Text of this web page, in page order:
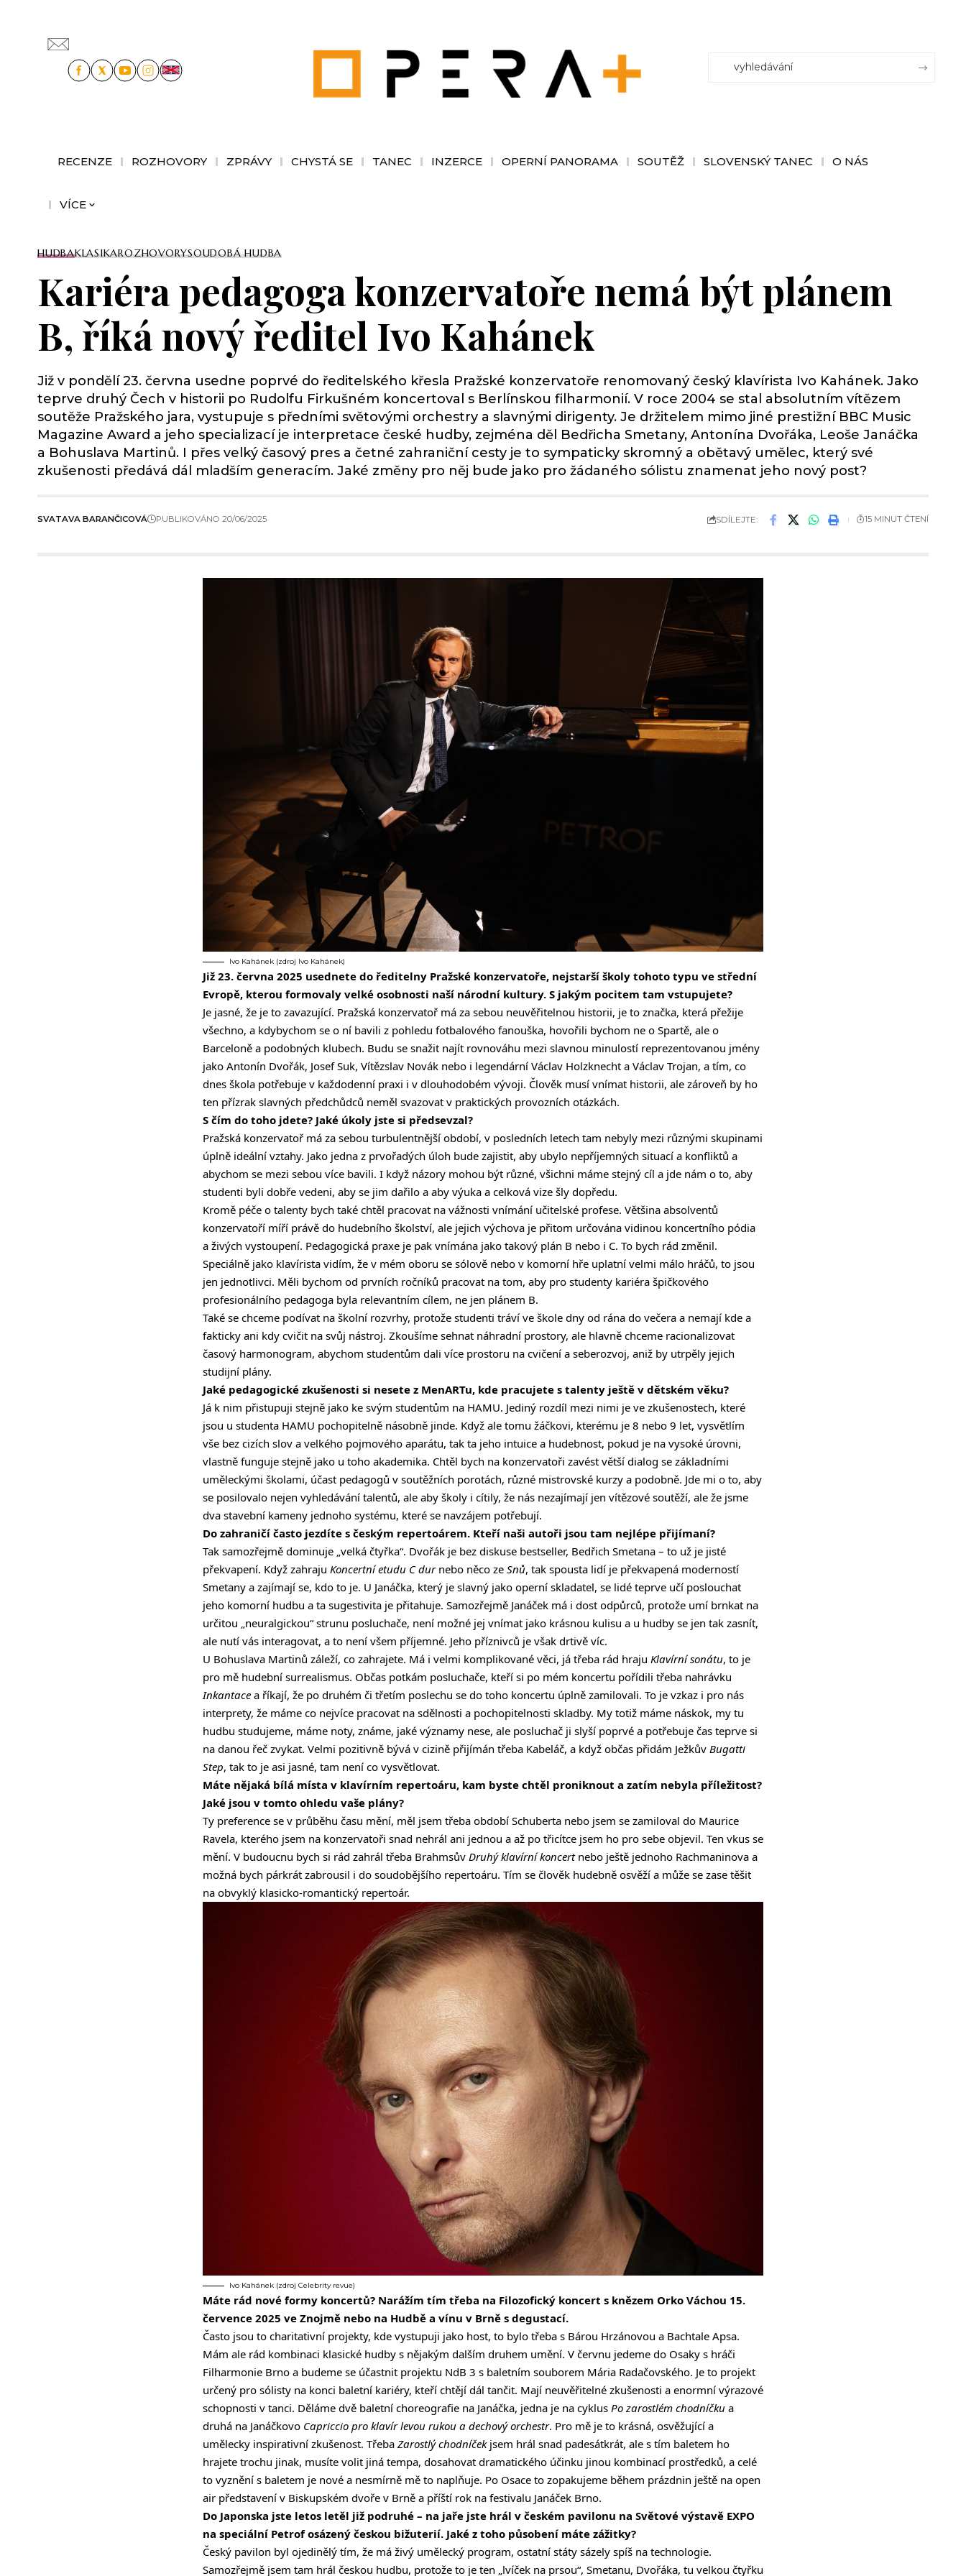
RECENZE ROZHOVORY ZPRÁVY CHYSTÁ SE TANEC INZERCE OPERNÍ PANORAMA SOUTĚŽ SLOVENSKÝ TANEC O NÁS
VÍCE
HUDBAKLASIKAROZHOVORYSOUDOBÁ HUDBA
Kariéra pedagoga konzervatoře nemá být plánem
B, říká nový ředitel Ivo Kahánek
Již v pondělí 23. června usedne poprvé do ředitelského křesla Pražské konzervatoře renomovaný český klavírista Ivo Kahánek. Jako
teprve druhý Čech v historii po Rudolfu Firkušném koncertoval s Berlínskou filharmonií. V roce 2004 se stal absolutním vítězem
soutěže Pražského jara, vystupuje s předními světovými orchestry a slavnými dirigenty. Je držitelem mimo jiné prestižní BBC Music
Magazine Award a jeho specializací je interpretace české hudby, zejména děl Bedřicha Smetany, Antonína Dvořáka, Leoše Janáčka
a Bohuslava Martinů. I přes velký časový pres a četné zahraniční cesty je to sympaticky skromný a obětavý umělec, který své
zkušenosti předává dál mladším generacím. Jaké změny pro něj bude jako pro žádaného sólistu znamenat jeho nový post?
SVATAVA BARANČICOVÁ PUBLIKOVÁNO 20/06/2025 SDÍLEJTE: 15 MINUT ČTENÍ
Ivo Kahánek (zdroj Ivo Kahánek)
Již 23. června 2025 usednete do ředitelny Pražské konzervatoře, nejstarší školy tohoto typu ve střední
Evropě, kterou formovaly velké osobnosti naší národní kultury. S jakým pocitem tam vstupujete?
Je jasné, že je to zavazující. Pražská konzervatoř má za sebou neuvěřitelnou historii, je to značka, která přežije
všechno, a kdybychom se o ní bavili z pohledu fotbalového fanouška, hovořili bychom ne o Spartě, ale o
Barceloně a podobných klubech. Budu se snažit najít rovnováhu mezi slavnou minulostí reprezentovanou jmény
jako Antonín Dvořák, Josef Suk, Vítězslav Novák nebo i legendární Václav Holzknecht a Václav Trojan, a tím, co
dnes škola potřebuje v každodenní praxi i v dlouhodobém vývoji. Člověk musí vnímat historii, ale zároveň by ho
ten přízrak slavných předchůdců neměl svazovat v praktických provozních otázkách.
S čím do toho jdete? Jaké úkoly jste si předsevzal?
Pražská konzervatoř má za sebou turbulentnější období, v posledních letech tam nebyly mezi různými skupinami
úplně ideální vztahy. Jako jedna z prvořadých úloh bude zajistit, aby ubylo nepříjemných situací a konfliktů a
abychom se mezi sebou více bavili. I když názory mohou být různé, všichni máme stejný cíl a jde nám o to, aby
studenti byli dobře vedeni, aby se jim dařilo a aby výuka a celková vize šly dopředu.
Kromě péče o talenty bych také chtěl pracovat na vážnosti vnímání učitelské profese. Většina absolventů
konzervatoří míří právě do hudebního školství, ale jejich výchova je přitom určována vidinou koncertního pódia
a živých vystoupení. Pedagogická praxe je pak vnímána jako takový plán B nebo i C. To bych rád změnil.
Speciálně jako klavírista vidím, že v mém oboru se sólově nebo v komorní hře uplatní velmi málo hráčů, to jsou
jen jednotlivci. Měli bychom od prvních ročníků pracovat na tom, aby pro studenty kariéra špičkového
profesionálního pedagoga byla relevantním cílem, ne jen plánem B.
Také se chceme podívat na školní rozvrhy, protože studenti tráví ve škole dny od rána do večera a nemají kde a
fakticky ani kdy cvičit na svůj nástroj. Zkoušíme sehnat náhradní prostory, ale hlavně chceme racionalizovat
časový harmonogram, abychom studentům dali více prostoru na cvičení a seberozvoj, aniž by utrpěly jejich
studijní plány.
Jaké pedagogické zkušenosti si nesete z MenARTu, kde pracujete s talenty ještě v dětském věku?
Já k nim přistupuji stejně jako ke svým studentům na HAMU. Jediný rozdíl mezi nimi je ve zkušenostech, které
jsou u studenta HAMU pochopitelně násobně jinde. Když ale tomu žáčkovi, kterému je 8 nebo 9 let, vysvětlím
vše bez cizích slov a velkého pojmového aparátu, tak ta jeho intuice a hudebnost, pokud je na vysoké úrovni,
vlastně funguje stejně jako u toho akademika. Chtěl bych na konzervatoři zavést větší dialog se základními
uměleckými školami, účast pedagogů v soutěžních porotách, různé mistrovské kurzy a podobně. Jde mi o to, aby
se posilovalo nejen vyhledávání talentů, ale aby školy i cítily, že nás nezajímají jen vítězové soutěží, ale že jsme
dva stavební kameny jednoho systému, které se navzájem potřebují.
Do zahraničí často jezdíte s českým repertoárem. Kteří naši autoři jsou tam nejlépe přijímaní?
Tak samozřejmě dominuje „velká čtyřka“. Dvořák je bez diskuse bestseller, Bedřich Smetana – to už je jisté
překvapení. Když zahraju Koncertní etudu C dur nebo něco ze Snů, tak spousta lidí je překvapená moderností
Smetany a zajímají se, kdo to je. U Janáčka, který je slavný jako operní skladatel, se lidé teprve učí poslouchat
jeho komorní hudbu a ta sugestivita je přitahuje. Samozřejmě Janáček má i dost odpůrců, protože umí brnkat na
určitou „neuralgickou“ strunu posluchače, není možné jej vnímat jako krásnou kulisu a u hudby se jen tak zasnít,
ale nutí vás interagovat, a to není všem příjemné. Jeho příznivců je však drtivě víc.
U Bohuslava Martinů záleží, co zahrajete. Má i velmi komplikované věci, já třeba rád hraju Klavírní sonátu, to je
pro mě hudební surrealismus. Občas potkám posluchače, kteří si po mém koncertu pořídili třeba nahrávku
Inkantace a říkají, že po druhém či třetím poslechu se do toho koncertu úplně zamilovali. To je vzkaz i pro nás
interprety, že máme co nejvíce pracovat na sdělnosti a pochopitelnosti skladby. My totiž máme náskok, my tu
hudbu studujeme, máme noty, známe, jaké významy nese, ale posluchač ji slyší poprvé a potřebuje čas teprve si
na danou řeč zvykat. Velmi pozitivně bývá v cizině přijímán třeba Kabeláč, a když občas přidám Ježkův Bugatti
Step, tak to je asi jasné, tam není co vysvětlovat.
Máte nějaká bílá místa v klavírním repertoáru, kam byste chtěl proniknout a zatím nebyla příležitost?
Jaké jsou v tomto ohledu vaše plány?
Ty preference se v průběhu času mění, měl jsem třeba období Schuberta nebo jsem se zamiloval do Maurice
Ravela, kterého jsem na konzervatoři snad nehrál ani jednou a až po třicítce jsem ho pro sebe objevil. Ten vkus se
mění. V budoucnu bych si rád zahrál třeba Brahmsův Druhý klavírní koncertnebo ještě jednoho Rachmaninova a
možná bych párkrát zabrousil i do soudobějšího repertoáru. Tím se člověk hudebně osvěží a může se zase těšit
na obvyklý klasicko-romantický repertoár.
Ivo Kahánek (zdroj Celebrity revue)
Máte rád nové formy koncertů? Narážím tím třeba na Filozofický koncert s knězem Orko Váchou 15.
července 2025 ve Znojmě nebo na Hudbě a vínu v Brně s degustací.
Často jsou to charitativní projekty, kde vystupuji jako host, to bylo třeba s Bárou Hrzánovou a Bachtale Apsa.
Mám ale rád kombinaci klasické hudby s nějakým dalším druhem umění. V červnu jedeme do Osaky s hráči
Filharmonie Brno a budeme se účastnit projektu NdB 3 s baletním souborem Mária Radačovského. Je to projekt
určený pro sólisty na konci baletní kariéry, kteří chtějí dál tančit. Mají neuvěřitelné zkušenosti a enormní výrazové
schopnosti v tanci. Děláme dvě baletní choreografie na Janáčka, jedna je na cyklus Po zarostlém chodníčku a
druhá na Janáčkovo Capriccio pro klavír levou rukou a dechový orchestr. Pro mě je to krásná, osvěžující a
umělecky inspirativní zkušenost. Třeba Zarostlý chodníčekjsem hrál snad padesátkrát, ale s tím baletem ho
hrajete trochu jinak, musíte volit jiná tempa, dosahovat dramatického účinku jinou kombinací prostředků, a celé
to vyznění s baletem je nové a nesmírně mě to naplňuje. Po Osace to zopakujeme během prázdnin ještě na open
air představení v Biskupském dvoře v Brně a příští rok na festivalu Janáček Brno.
Do Japonska jste letos letěl již podruhé – na jaře jste hrál v českém pavilonu na Světové výstavě EXPO
na speciální Petrof osázený českou bižuterií. Jaké z toho působení máte zážitky?
Český pavilon byl ojedinělý tím, že má živý umělecký program, ostatní státy sázely spíš na technologie.
Samozřejmě jsem tam hrál českou hudbu, protože to je ten „lvíček na prsou“, Smetanu, Dvořáka, tu velkou čtyřku